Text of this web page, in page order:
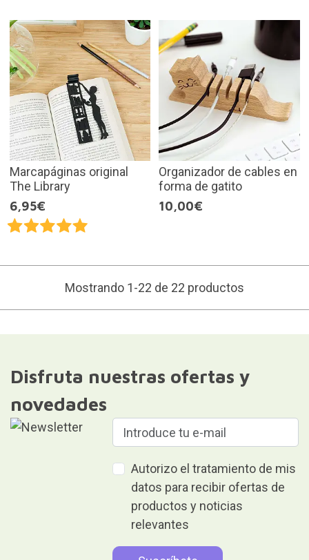
Marcapáginas original
The Library
6,95€
Organizador de cables en
forma de gatito
10,00€
Mostrando 1-22 de 22 productos
Disfruta nuestras ofertas y
novedades
Autorizo el tratamiento de mis
datos para recibir ofertas de
productos y noticias
relevantes